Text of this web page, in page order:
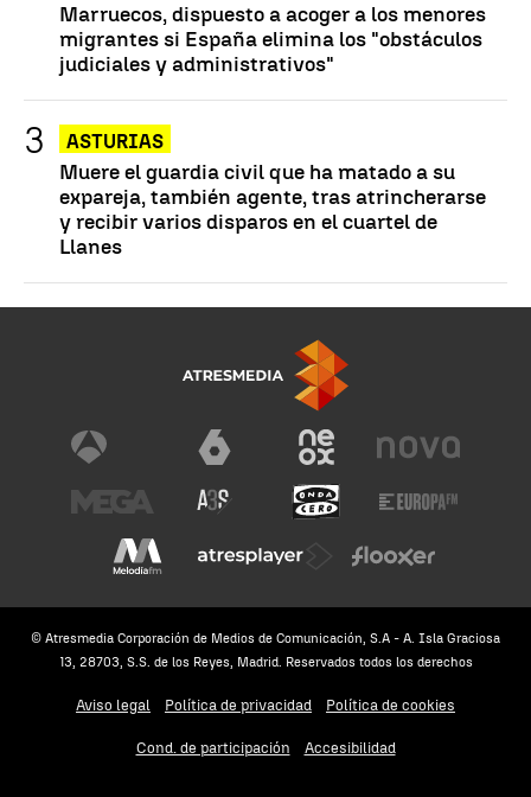
Marruecos, dispuesto a acoger a los menores
migrantes si España elimina los "obstáculos
judiciales y administrativos"
ASTURIAS
Muere el guardia civil que ha matado a su
expareja, también agente, tras atrincherarse
y recibir varios disparos en el cuartel de
Llanes
© Atresmedia Corporación de Medios de Comunicación, S.A - A. Isla Graciosa
13, 28703, S.S. de los Reyes, Madrid. Reservados todos los derechos
Aviso legal Política de privacidad Política de cookies
Cond. de participación Accesibilidad